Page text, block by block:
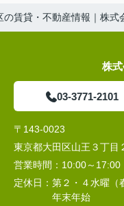
の賃貸・不動産情報｜株式
株
03-3771-2101
〒143-0023
東京都大田区山王３丁目
営業時間： 10:00～17:00
定休日： 第２・４水曜（
年末年始